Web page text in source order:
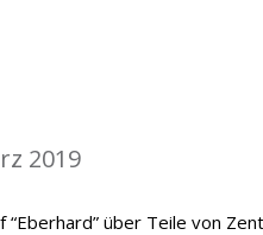
2019
über Teile von